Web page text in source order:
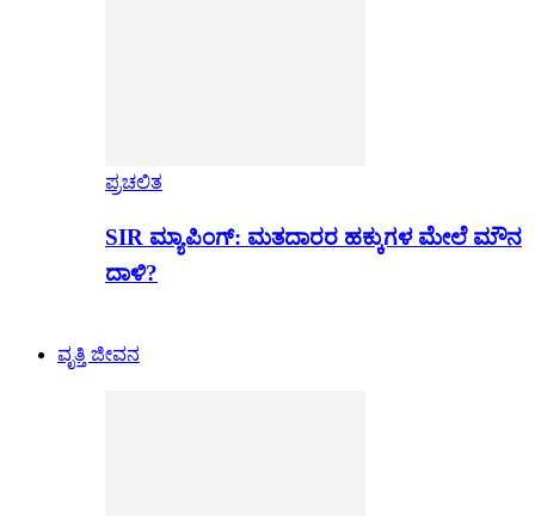
ಪ್ರಚಲಿತ
SIR ಮ್ಯಾಪಿಂಗ್: ಮತದಾರರ ಹಕ್ಕುಗಳ ಮೇಲೆ ಮೌನ
ದಾಳಿ?
ವೃತ್ತಿ ಜೀವನ